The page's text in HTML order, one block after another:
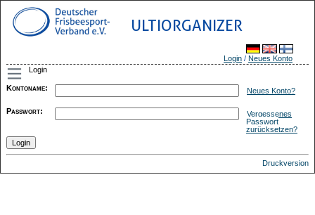
ULTIORGANIZER
Login / Neues Konto
Login
Kontoname: Neues Konto?
Passwort:
Vergessenes
Passwort
zurücksetzen?
Druckversion